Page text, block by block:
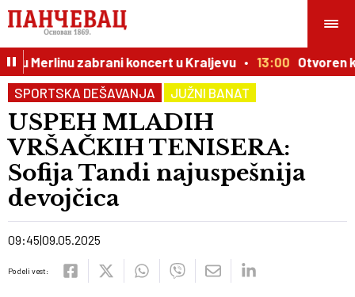
Merlinu zabrani koncert u Kraljevu 13:00 Otvoren
SPORTSKA DEŠAVANJA
JUŽNI BANAT
USPEH MLADIH
VRŠAČKIH TENISERA:
Sofija Tandi najuspešnija
devojčica
09:45 09.05.2025
Podeli vest: